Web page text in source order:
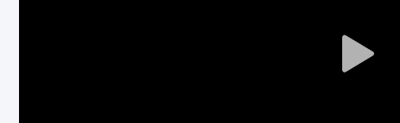
Play